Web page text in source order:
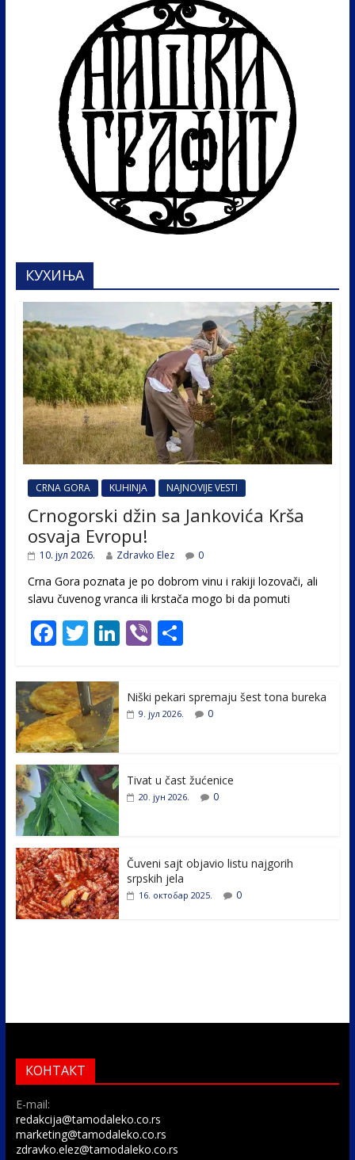
КУХИЊА
CRNA GORA KUHINJA NAJNOVIJE VESTI
Crnogorski džin sa Jankovića Krša
osvaja Evropu!
10. јул 2026. Zdravko Elez 0
Crna Gora poznata je po dobrom vinu i rakiji lozovači, ali
slavu čuvenog vranca ili krstača mogo bi da pomuti
F
e
b
o
o
k
T
itt
er
Li
e
Vi
er
S
e
Niški pekari spremaju šest tona bureka
9. јул 2026. 0
Tivat u čast žućenice
20. јун 2026. 0
Čuveni sajt objavio listu najgorih
srpskih jela
16. октобар 2025. 0
КОНТАКТ
E-mail:
redakcija@tamodaleko.co.rs
marketing@tamodaleko.co.rs
zdravko.elez@tamodaleko.co.rs